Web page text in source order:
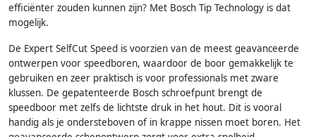
efficiënter zouden kunnen zijn? Met Bosch Tip Technology is dat
mogelijk.
De Expert SelfCut Speed is voorzien van de meest geavanceerde
ontwerpen voor speedboren, waardoor de boor gemakkelijk te
gebruiken en zeer praktisch is voor professionals met zware
klussen. De gepatenteerde Bosch schroefpunt brengt de
speedboor met zelfs de lichtste druk in het hout. Dit is vooral
handig als je ondersteboven of in krappe nissen moet boren. Het